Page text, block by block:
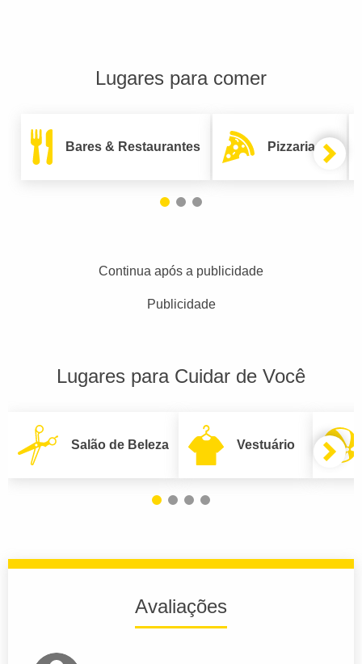
Lugares para comer
Bares & Restaurantes Pizzarias
Continua após a publicidade
Publicidade
Lugares para Cuidar de Você
Salão de Beleza Vestuário
Avaliações